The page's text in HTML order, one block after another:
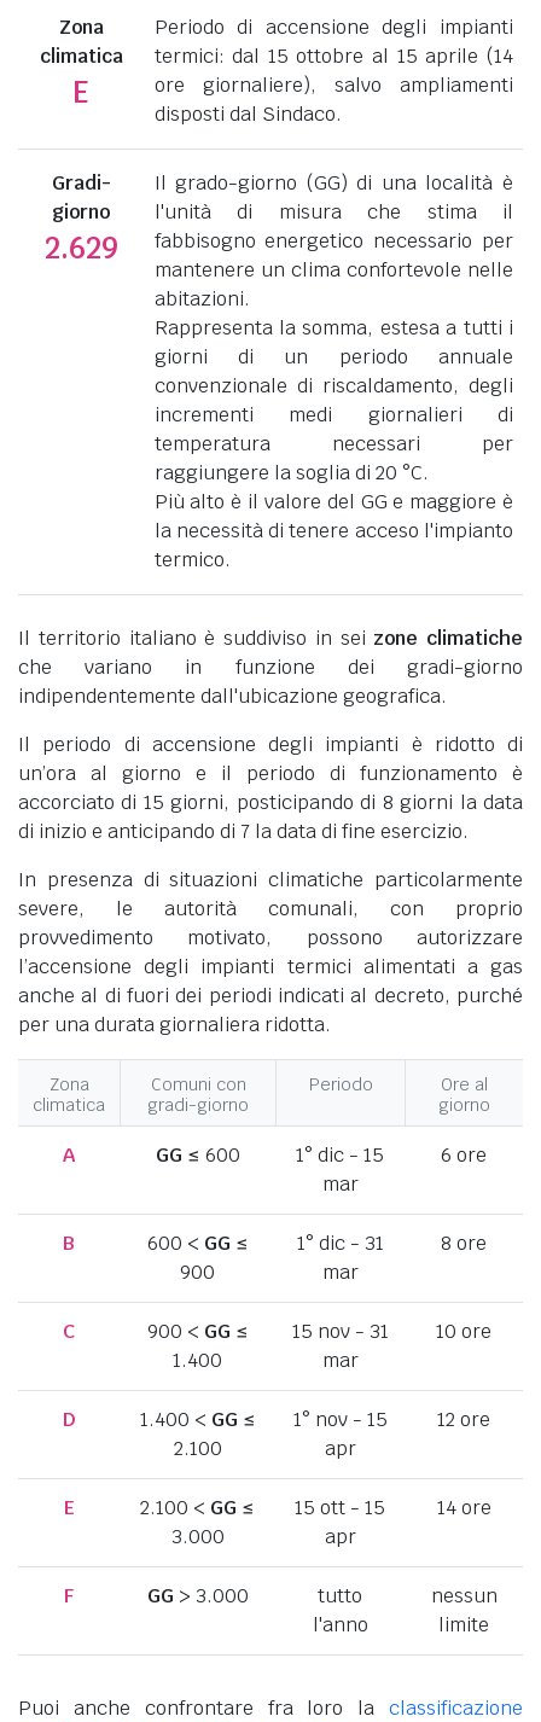
Zona
climatica
E
Periodo di accensione degli impianti
termici: dal 15 ottobre al 15 aprile (14
ore giornaliere), salvo ampliamenti
disposti dal Sindaco.
Gradi-
giorno
2.629
Il grado-giorno (GG) di una località è
l'unità di misura che stima il
fabbisogno energetico necessario per
mantenere un clima confortevole nelle
abitazioni.
Rappresenta la somma, estesa a tutti i
giorni di un periodo annuale
convenzionale di riscaldamento, degli
incrementi medi giornalieri di
temperatura necessari per
raggiungere la soglia di 20 °C.
Più alto è il valore del GG e maggiore è
la necessità di tenere acceso l'impianto
termico.
Il territorio italiano è suddiviso in sei zone climatiche
che variano in funzione dei gradi-giorno
indipendentemente dall'ubicazione geografica.
Il periodo di accensione degli impianti è ridotto di
un’ora al giorno e il periodo di funzionamento è
accorciato di 15 giorni, posticipando di 8 giorni la data
di inizio e anticipando di 7 la data di fine esercizio.
In presenza di situazioni climatiche particolarmente
severe, le autorità comunali, con proprio
provvedimento motivato, possono autorizzare
l’accensione degli impianti termici alimentati a gas
anche al di fuori dei periodi indicati al decreto, purché
per una durata giornaliera ridotta.
Zona
climatica
Comuni con
gradi-giorno
Periodo
Ore al
giorno
A GG ≤ 600
1° dic - 15
mar
6 ore
B 600 < GG ≤
900
1° dic - 31
mar
8 ore
C 900 < GG ≤
1.400
15 nov - 31
mar
10 ore
D 1.400 < GG ≤
2.100
1° nov - 15
apr
12 ore
E 2.100 < GG ≤
3.000
15 ott - 15
apr
14 ore
F GG > 3.000
tutto
l'anno
nessun
limite
Puoi anche confrontare fra loro la classificazione